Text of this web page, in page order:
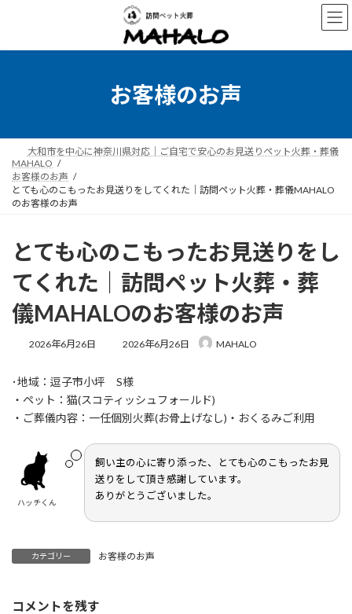
ン
ー
お客様のお声
大和市を中心に神奈川県対応｜ご自宅で安心のお見送りペット火葬・葬儀
MAHALO
お客様のお声
とても心のこもったお見送りをしてくれた｜訪問ペット火葬・葬儀MAHALO
のお客様のお声
とても心のこもったお見送りをし
てくれた｜訪問ペット火葬・葬
儀MAHALOのお客様のお声
2026年6月26日
最
新
日
時
:
2026年6月26日 MAHALO
･地域：逗子市小坪 S様
・ペット：猫(スコティッシュフォールド)
・ご葬儀内容：一任個別火葬(お骨上げなし)・おくるみご利用
ハッチくん
飼い主の心に寄り添った、とても心のこもったお見
送りをして頂き感謝しています。
ありがとうございました。
カテゴリー お客様のお声
コメントを残す